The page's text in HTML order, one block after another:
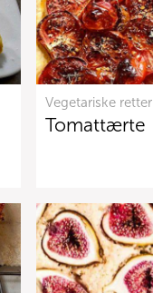
Vegetariske retter
Tomattærte